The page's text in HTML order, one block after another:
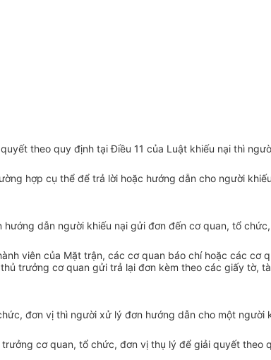
theo quy định tại Điều 11 của Luật khiếu nại thì
hợp cụ thể để trả lời hoặc hướng dẫn cho người
dẫn người khiếu nại gửi đơn đến cơ quan, tổ
viên của Mặt trận, các cơ quan báo chí hoặc các cơ
trưởng cơ quan gửi trả lại đơn kèm theo các giấy tờ,
đơn vị thì người xử lý đơn hướng dẫn cho một người
cơ quan, tổ chức, đơn vị thụ lý để giải quyết theo